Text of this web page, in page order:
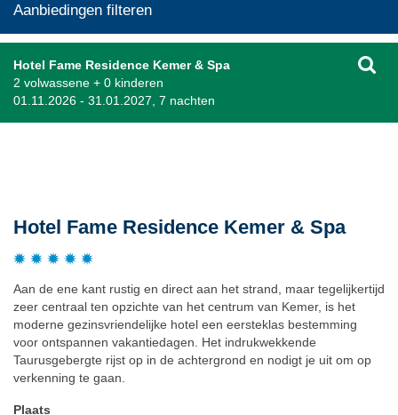
Aanbiedingen filteren
Hotel Fame Residence Kemer & Spa
2 volwassene + 0 kinderen
01.11.2026 - 31.01.2027, 7 nachten
Hotel Fame Residence Kemer & Spa
Aan de ene kant rustig en direct aan het strand, maar tegelijkertijd
zeer centraal ten opzichte van het centrum van Kemer, is het
moderne gezinsvriendelijke hotel een eersteklas bestemming
voor ontspannen vakantiedagen. Het indrukwekkende
Taurusgebergte rijst op in de achtergrond en nodigt je uit om op
verkenning te gaan.
Plaats